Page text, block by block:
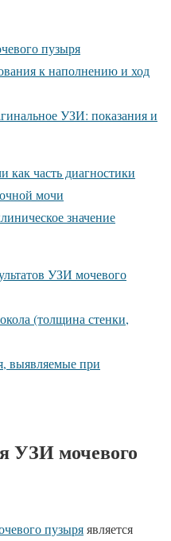
пузыря
к наполнению и ход
УЗИ: показания и
как часть диагностики
мочи
значение
УЗИ мочевого
(толщина стенки,
выявляемые при
УЗИ мочевого
пузыряявляется